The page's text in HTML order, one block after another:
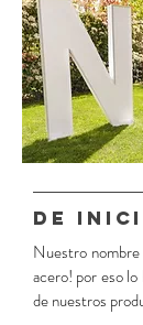
DE
Nuestro nombre
acero! por eso
de nuestros